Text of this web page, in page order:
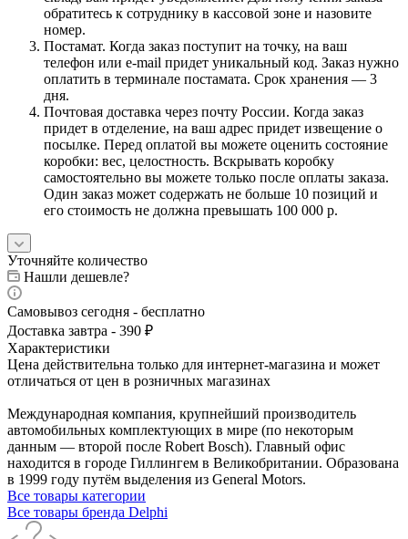
обратитесь к сотруднику в кассовой зоне и назовите
номер.
Постамат. Когда заказ поступит на точку, на ваш
телефон или e-mail придет уникальный код. Заказ нужно
оплатить в терминале постамата. Срок хранения — 3
дня.
Почтовая доставка через почту России. Когда заказ
придет в отделение, на ваш адрес придет извещение о
посылке. Перед оплатой вы можете оценить состояние
коробки: вес, целостность. Вскрывать коробку
самостоятельно вы можете только после оплаты заказа.
Один заказ может содержать не больше 10 позиций и
его стоимость не должна превышать 100 000 р.
Уточняйте количество
Нашли дешевле?
Самовывоз сегодня - бесплатно
Доставка завтра - 390 ₽
Характеристики
Цена действительна только для интернет-магазина и может
отличаться от цен в розничных магазинах
Международная компания, крупнейший производитель
автомобильных комплектующих в мире (по некоторым
данным — второй после Robert Bosch). Главный офис
находится в городе Гиллингем в Великобритании. Образована
в 1999 году путём выделения из General Motors.
Все товары категории
Все товары бренда Delphi